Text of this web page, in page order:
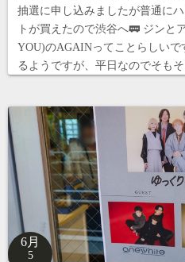
抽選に申し込みましたが普通に
トが買えたので渋谷へ🚃 ジンと
YOU)のAGAINってことらしい
るようですが、平日なのでそも
6月
5